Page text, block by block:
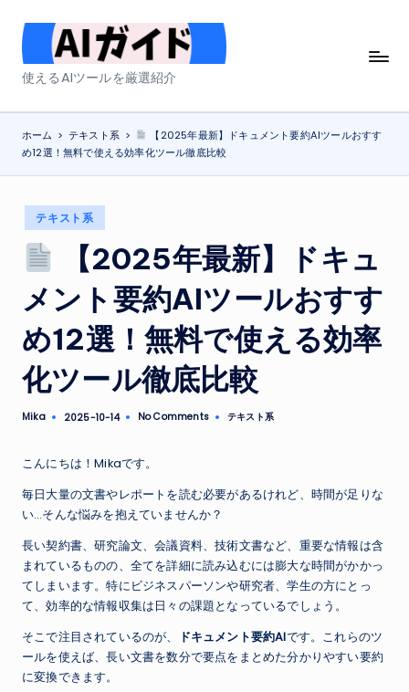
Skip
content
A
ガ
イ
使えるAIツールを厳選紹介
ホーム > テキスト系 >
【2025年最新】ドキュメント要約AIツールおすす
め12選！無料で使える効率化ツール徹底比較
Posted
in
テキスト系
【2025年最新】ドキュ
メント要約AIツールおすす
め12選！無料で使える効率
化ツール徹底比較
Posted
Mika 2025-10-14 No Comments
Posted
テキスト系
こんにちは！Mikaです。
毎日大量の文書やレポートを読む必要があるけれど、時間が足りな
い…そんな悩みを抱えていませんか？
長い契約書、研究論文、会議資料、技術文書など、重要な情報は含
まれているものの、全てを詳細に読み込むには膨大な時間がかかっ
てしまいます。特にビジネスパーソンや研究者、学生の方にとっ
て、効率的な情報収集は日々の課題となっているでしょう。
そこで注目されているのが、
ドキュメント要約AIです。これらのツ
ールを使えば、長い文書を数分で要点をまとめた分かりやすい要約
に変換できます。